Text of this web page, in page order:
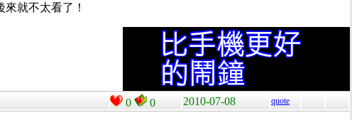
就不太看了！
0 0 2010-07-08 quote